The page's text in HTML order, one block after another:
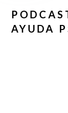
AYUDA